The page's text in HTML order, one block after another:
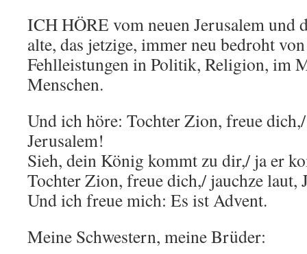
ICH HÖRE vom neuen Jerusalem und
alte, das jetzige, immer neu bedroht
Fehlleistungen in Politik, Religion, im
Menschen.
Und ich höre: Tochter Zion, freue
Jerusalem!
Sieh, dein König kommt zu dir,/ ja er
Tochter Zion, freue dich,/ jauchze laut,
Und ich freue mich: Es ist Advent.
Meine Schwestern, meine Brüder: